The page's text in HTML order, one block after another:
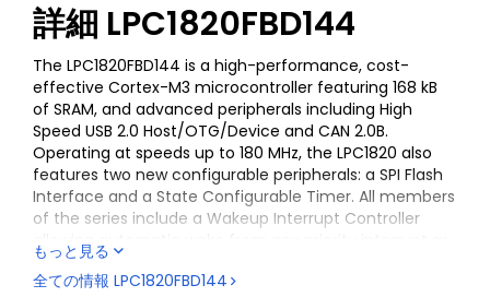
詳細 LPC1820FBD144
The LPC1820FBD144 is a high-performance, cost-
effective Cortex-M3 microcontroller featuring 168 kB
of SRAM, and advanced peripherals including High
Speed USB 2.0 Host/OTG/Device and CAN 2.0B.
Operating at speeds up to 180 MHz, the LPC1820 also
features two new configurable peripherals: a SPI Flash
Interface and a State Configurable Timer. All members
of the series include a Wakeup Interrupt Controller
allowing automatic wake from any priority interrupt as
well as four reduced power modes: Sleep, Deep-Sleep,
Power-Down, and Deep Power-Down.
もっと見る
全ての情報 LPC1820FBD144